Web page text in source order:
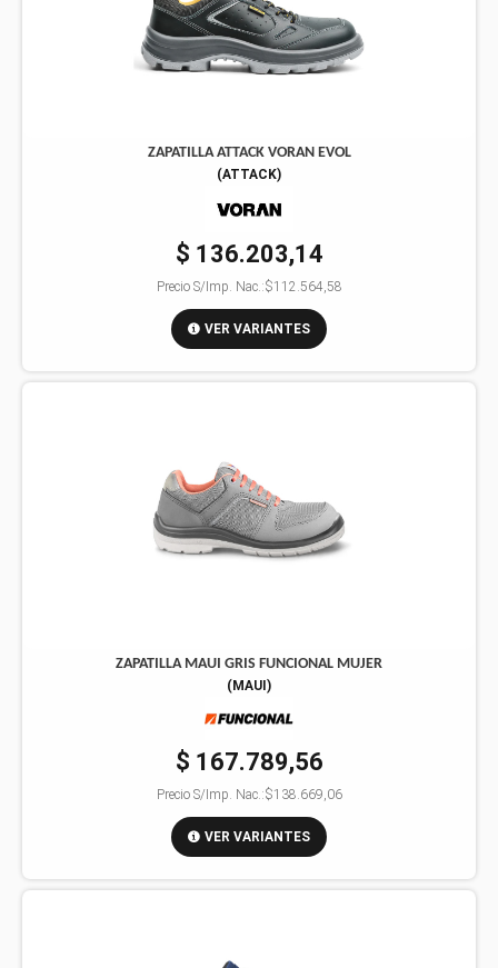
ZAPATILLA ATTACK VORAN EVOL
(ATTACK)
$ 136.203,14
Precio S/Imp. Nac.:$112.564,58
VER VARIANTES
ZAPATILLA MAUI GRIS FUNCIONAL MUJER
( MAUI )
$ 167.789,56
Precio S/Imp. Nac.:$138.669,06
VER VARIANTES